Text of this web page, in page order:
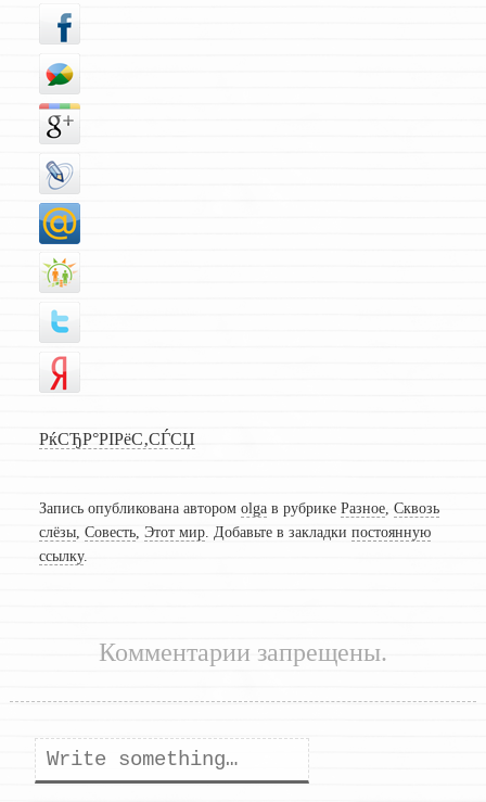
РќСЂР°РІРёС‚СЃСЏ
Запись опубликована автором olgaв рубрике Разное, Сквозь
слёзы, Совесть, Этот мир. Добавьте в закладки постоянную
ссылку.
Комментарии запрещены.
Поиск